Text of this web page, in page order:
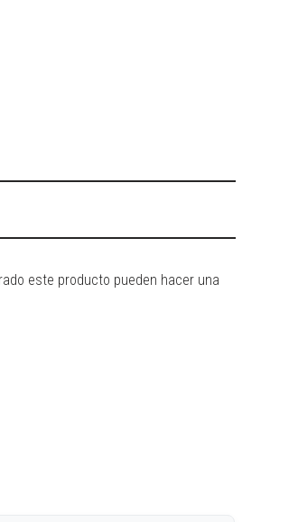
este producto pueden hacer una